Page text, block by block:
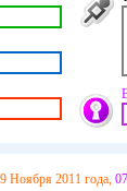
9 Ноября 2011 года,